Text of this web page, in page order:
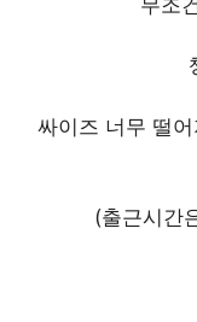
싸이즈 너무 떨
(출근시간